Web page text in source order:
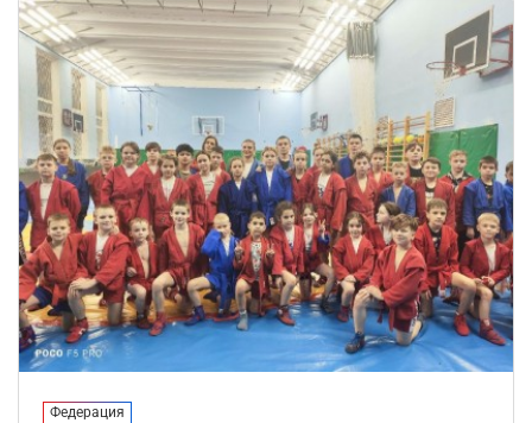
Федерация